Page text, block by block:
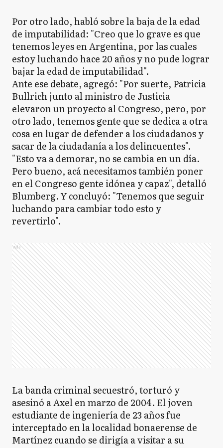
Por otro lado, habló sobre la baja de la edad
de imputabilidad: "Creo que lo grave es que
tenemos leyes en Argentina, por las cuales
estoy luchando hace 20 años y no pude lograr
bajar la edad de imputabilidad".
Ante ese debate, agregó: "Por suerte, Patricia
Bullrich junto al ministro de Justicia
elevaron un proyecto al Congreso, pero, por
otro lado, tenemos gente que se dedica a otra
cosa en lugar de defender a los ciudadanos y
sacar de la ciudadanía a los delincuentes".
"Esto va a demorar, no se cambia en un día.
Pero bueno, acá necesitamos también poner
en el Congreso gente idónea y capaz", detalló
Blumberg. Y concluyó: "Tenemos que seguir
luchando para cambiar todo esto y
revertirlo".
Ads
La banda criminal secuestró, torturó y
asesinó a Axel en marzo de 2004. El joven
estudiante de ingeniería de 23 años fue
interceptado en la localidad bonaerense de
Martínez cuando se dirigía a visitar a su